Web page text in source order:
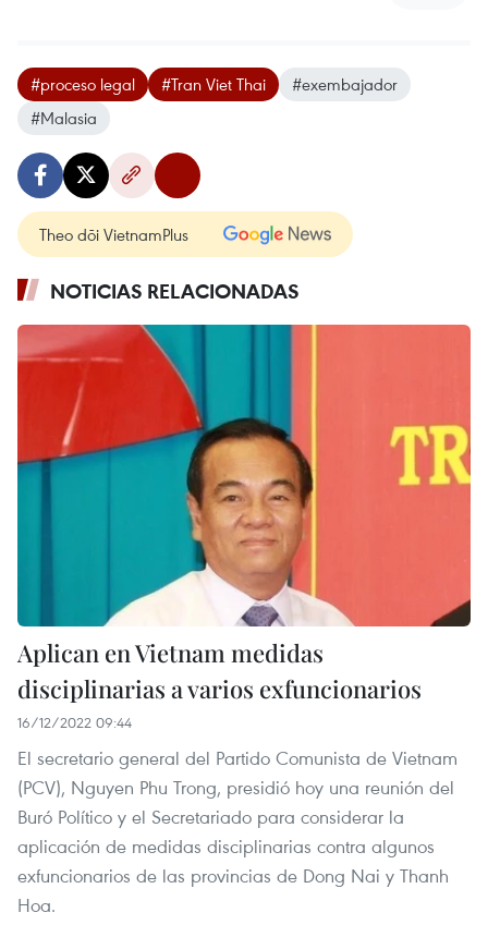
#proceso legal #Tran Viet Thai
#exembajador
#Malasia
Theo dõi VietnamPlus
NOTICIAS RELACIONADAS
Aplican en Vietnam medidas
disciplinarias a varios exfuncionarios
16/12/2022 09:44
El secretario general del Partido Comunista de Vietnam
(PCV), Nguyen Phu Trong, presidió hoy una reunión del
Buró Político y el Secretariado para considerar la
aplicación de medidas disciplinarias contra algunos
exfuncionarios de las provincias de Dong Nai y Thanh
Hoa.